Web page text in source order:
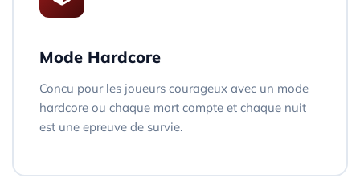
Mode Hardcore
Concu pour les joueurs courageux avec un mode
hardcore ou chaque mort compte et chaque nuit
est une epreuve de survie.